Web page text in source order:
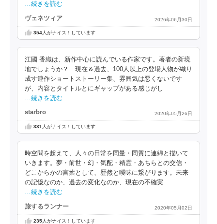
…続きを読む
ヴェネツィア 2026年06月30日
354人がナイス！しています
江國 香織は、新作中心に読んでいる作家です。著者の新境
地でしょうか？ 現在＆過去、100人以上の登場人物が織り
成す連作ショートストーリー集、雰囲気は悪くないです
が、内容とタイトルとにギャップがある感じがし
…続きを読む
starbro 2020年05月26日
331 人がナイス！しています
時空間を超えて、人々の日常を同量・同質に連綿と描いて
いきます。夢・前世・幻・気配・精霊・あちらとの交信・
どこからかの言葉として、歴然と曖昧に繋がります。未来
の記憶なのか、過去の変化なのか、現在の不確実
…続きを読む
旅するランナー 2020年05月02日
235人がナイス！しています